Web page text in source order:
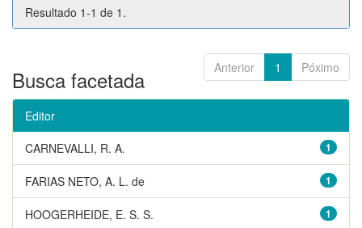
Resultado 1-1 de 1.
Anterior 1 Póximo
Busca facetada
Editor
1
CARNEVALLI, R. A.
1
FARIAS NETO, A. L. de
1
HOOGERHEIDE, E. S. S.